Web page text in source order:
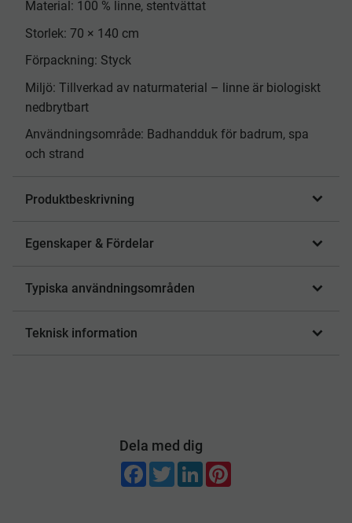
Material: 100 % linne, stentvättat
Storlek: 70 × 140 cm
Förpackning: Styck
Miljö: Tillverkad av naturmaterial – linne är biologiskt
nedbrytbart
Användningsområde: Badhandduk för badrum, spa
och strand
Produktbeskrivning
Egenskaper & Fördelar
Typiska användningsområden
Teknisk information
Dela med dig
F
T
w
L